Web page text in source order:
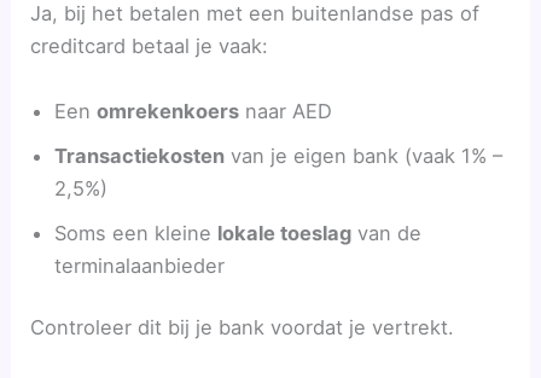
Ja, bij het betalen met een buitenlandse pas of
creditcard betaal je vaak:
Eenomrekenkoers naar AED
Transactiekosten van je eigen bank (vaak 1% –
2,5%)
Soms een kleine lokale toeslag van de
terminalaanbieder
Controleer dit bij je bank voordat je vertrekt.